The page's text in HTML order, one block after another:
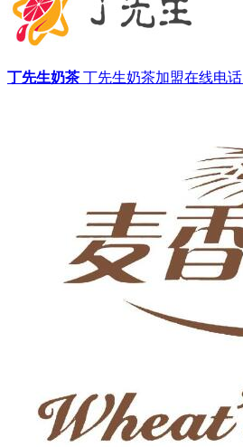
丁先生奶茶 丁先生奶茶加盟在线电话